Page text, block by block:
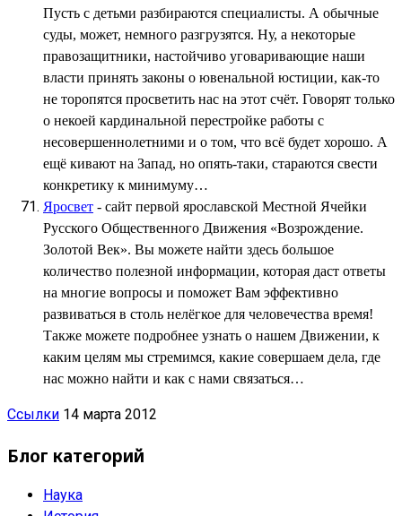
Пусть с детьми разбираются специалисты. А обычные
суды, может, немного разгрузятся. Ну, а некоторые
правозащитники, настойчиво уговаривающие наши
власти принять законы о ювенальной юстиции, как-то
не торопятся просветить нас на этот счёт. Говорят только
о некоей кардинальной перестройке работы с
несовершеннолетними и о том, что всё будет хорошо. А
ещё кивают на Запад, но опять-таки, стараются свести
конкретику к минимуму…
Яросвет - сайт первой ярославской Местной Ячейки
Русского Общественного Движения «Возрождение.
Золотой Век». Вы можете найти здесь большое
количество полезной информации, которая даст ответы
на многие вопросы и поможет Вам эффективно
развиваться в столь нелёгкое для человечества время!
Также можете подробнее узнать о нашем Движении, к
каким целям мы стремимся, какие совершаем дела, где
нас можно найти и как с нами связаться…
Ссылки 14 марта 2012
Блог категорий
Наука